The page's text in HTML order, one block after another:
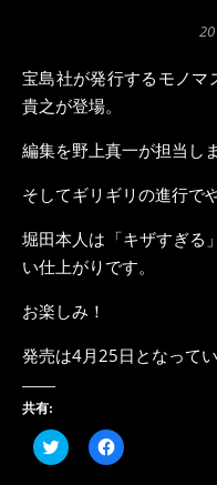
宝島社が発行するモノマスター誌の6月号焚き火特集に堀田
貴之が登場。
編集を野上真一が担当し
そしてギリギリの進行で
堀田本人は「キザすぎる
い仕上がりです。
お楽しみ！
発売は4月25日となってい
共有:
ク
リ
Facebook
で